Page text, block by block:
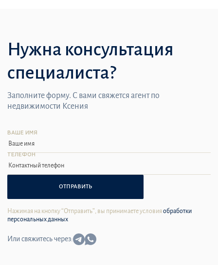
Нужна консультация
специалиста?
Заполните форму. С вами свяжется агент по
недвижимости Ксения
ВАШЕ ИМЯ
ТЕЛЕФОН
ОТПРАВИТЬ
Нажимая на кнопку “Отправить”, вы принимаете условия обработки
персональных данных
Или свяжитесь через: